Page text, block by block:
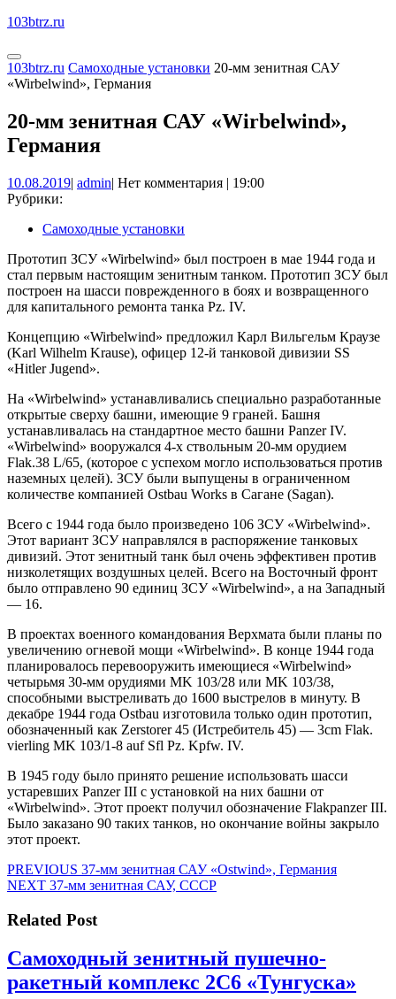
Перейти
содержимому
103btrz.ru
Кнопка
Открыть
КНОПКА
ЗАКРЫТЬ
103btrz.ru Самоходные установки 20-мм зенитная САУ
«Wirbelwind», Германия
20-мм зенитная САУ «Wirbelwind»,
Германия
10.08.201910.08.2019
| adminadmin
| Нет комментария | 19:00
Рубрики:
Самоходные установки
Прототип ЗСУ «Wirbelwind» был построен в мае 1944 года и
стал первым настоящим зенитным танком. Прототип ЗСУ был
построен на шасси поврежденного в боях и возвращенного
для капитального ремонта танка Pz. IV.
Концепцию «Wirbelwind» предложил Карл Вильгельм Краузе
(Karl Wilhelm Krause), офицер 12-й танковой дивизии SS
«Hitler Jugend».
На «Wirbelwind» устанавливались специально разработанные
открытые сверху башни, имеющие 9 граней. Башня
устанавливалась на стандартное место башни Panzer IV.
«Wirbelwind» вооружался 4-х ствольным 20-мм орудием
Flak.38 L/65, (которое с успехом могло использоваться против
наземных целей). ЗСУ были выпущены в ограниченном
количестве компанией Ostbau Works в Сагане (Sagan).
Всего с 1944 года было произведено 106 ЗСУ «Wirbelwind».
Этот вариант ЗСУ направлялся в распоряжение танковых
дивизий. Этот зенитный танк был очень эффективен против
низколетящих воздушных целей. Всего на Восточный фронт
было отправлено 90 единиц ЗСУ «Wirbelwind», а на Западный
— 16.
В проектах военного командования Верхмата были планы по
увеличению огневой мощи «Wirbelwind». В конце 1944 года
планировалось перевооружить имеющиеся «Wirbelwind»
четырьмя 30-мм орудиями MK 103/28 или MK 103/38,
способными выстреливать до 1600 выстрелов в минуту. В
декабре 1944 года Ostbau изготовила только один прототип,
обозначенный как Zerstorer 45 (Истребитель 45) — 3cm Flak.
vierling MK 103/1-8 auf Sfl Pz. Kpfw. IV.
В 1945 году было принято решение использовать шасси
устаревших Panzer III с установкой на них башни от
«Wirbelwind». Этот проект получил обозначение Flakpanzer III.
Было заказано 90 таких танков, но окончание войны закрыло
этот проект.
Навигация
по
записям
PREVIOUS Предыдущая
запись:
37-мм зенитная САУ «Ostwind», Германия
NEXT Следующая
37-мм зенитная САУ, СССР
Related Post
Самоходный зенитный пушечно-
ракетный комплекс 2С6 «Тунгуска»